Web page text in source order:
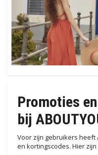
Promoties
bij
Voor zijn gebruikers heeft
en kortingscodes. Hier